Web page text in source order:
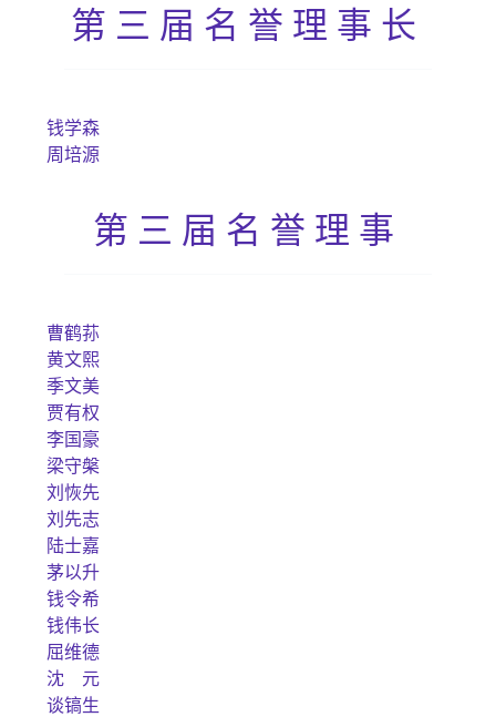
第三届名誉理事长
钱学森
周培源
第三届名誉理事
曹鹤荪
黄文熙
季文美
贾有权
李国豪
梁守槃
刘恢先
刘先志
陆士嘉
茅以升
钱令希
钱伟长
屈维德
沈 元
谈镐生